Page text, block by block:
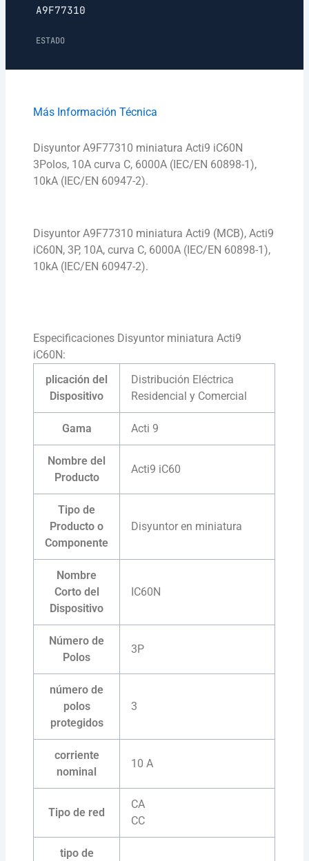
A9F77310
ESTADO
Más Información Técnica
Disyuntor A9F77310 miniatura Acti9 iC60N
3Polos, 10A curva C, 6000A (IEC/EN 60898-1),
10kA (IEC/EN 60947-2).
Disyuntor A9F77310 miniatura Acti9 (MCB), Acti9
iC60N, 3P, 10A, curva C, 6000A (IEC/EN 60898-1),
10kA (IEC/EN 60947-2).
Especificaciones Disyuntor miniatura Acti9
iC60N:
plicación del
Dispositivo
Distribución Eléctrica
Residencial y Comercial
Gama Acti 9
Nombre del
Producto
Acti9 iC60
Tipo de
Producto o
Componente
Disyuntor en miniatura
Nombre
Corto del
Dispositivo
IC60N
Número de
Polos
3P
número de
polos
protegidos
3
corriente
nominal
10 A
Tipo de red
CA
CC
tipo de